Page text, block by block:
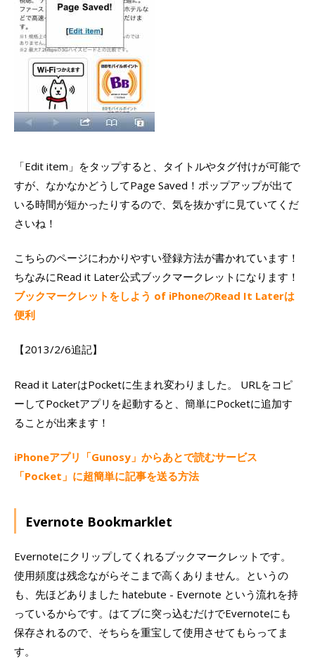
「Edit item」をタップすると、タイトルやタグ付けが可能で
すが、なかなかどうしてPage Saved！ポップアップが出て
いる時間が短かったりするので、気を抜かずに見ていてくだ
さいね！
こちらのページにわかりやすい登録方法が書かれています！
ちなみにRead it Later公式ブックマークレットになります！
ブックマークレットをしよう of iPhoneのRead It Laterは
便利
【2013/2/6追記】
Read it LaterはPocketに生まれ変わりました。 URLをコピ
ーしてPocketアプリを起動すると、簡単にPocketに追加す
ることが出来ます！
iPhoneアプリ「Gunosy」からあとで読むサービス
「Pocket」に超簡単に記事を送る方法
Evernote Bookmarklet
Evernoteにクリップしてくれるブックマークレットです。
使用頻度は残念ながらそこまで高くありません。というの
も、先ほどありました hatebute - Evernote という流れを持
っているからです。はてブに突っ込むだけでEvernoteにも
保存されるので、そちらを重宝して使用させてもらってま
す。